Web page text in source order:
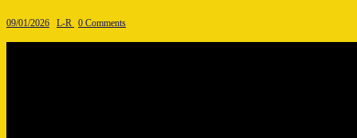
09/01/2026 L-R 0 Comments